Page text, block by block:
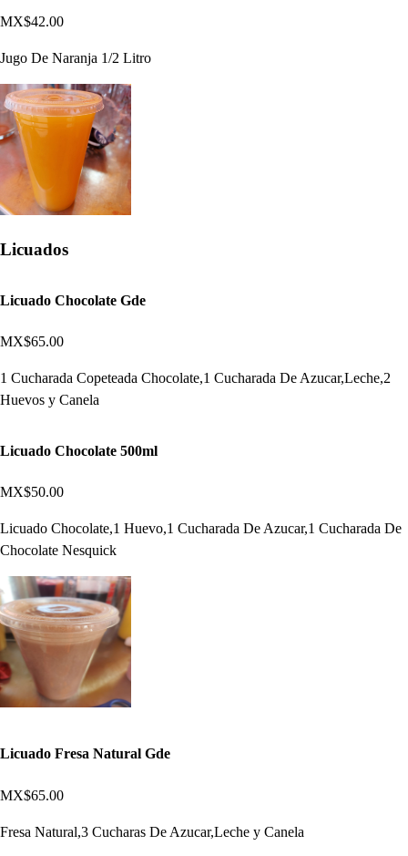
MX$42.00
Jugo De Naranja 1/2 Litro
Licuados
Licuado Chocolate Gde
MX$65.00
1 Cucharada Copeteada Chocolate,1 Cucharada De Azucar,Leche,2
Huevos y Canela
Licuado Chocolate 500ml
MX$50.00
Licuado Chocolate,1 Huevo,1 Cucharada De Azucar,1 Cucharada De
Chocolate Nesquick
Licuado Fresa Natural Gde
MX$65.00
Fresa Natural,3 Cucharas De Azucar,Leche y Canela